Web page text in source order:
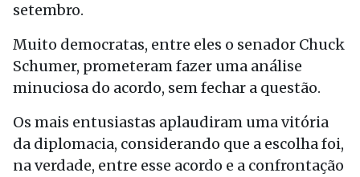
setembro.
Muito democratas, entre eles o senador Chuck
Schumer, prometeram fazer uma análise
minuciosa do acordo, sem fechar a questão.
Os mais entusiastas aplaudiram uma vitória
da diplomacia, considerando que a escolha foi,
na verdade, entre esse acordo e a confrontação